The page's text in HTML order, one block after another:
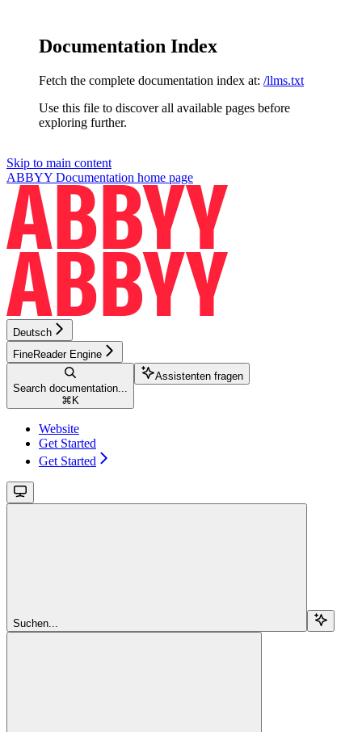
Documentation Index
Fetch the complete documentation index at: /llms.txt
Use this file to discover all available pages before
exploring further.
Skip to main content
ABBYY Documentation home page
Deutsch
FineReader Engine
Search documentation...
⌘ K
Assistenten fragen
Website
Get Started
Get Started
Suchen...